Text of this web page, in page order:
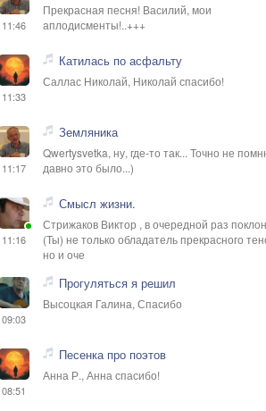
11:46
Прекрасная песня! Василий, мои
аплодисменты!..+++
11:33
Катилась по асфальту
Саллас Николай, Николай спасибо!
11:17
Земляника
Qwertysvetka, ну, где-то так... Точно не
давно это было...)
11:16
Смысл жизни.
Стрижаков Виктор , в очередной раз
(Ты) не только обладатель прекрасного
но и оче
09:03
Прогуляться я решил
Высоцкая Галина, Спасибо
08:51
Песенка про поэтов
Анна Р., Анна спасибо!